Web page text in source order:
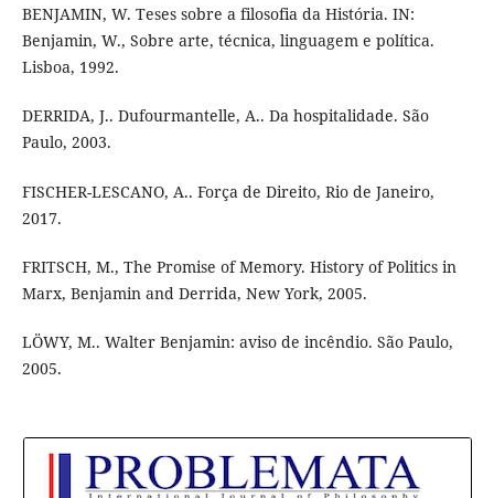
BENJAMIN, W. Teses sobre a filosofia da História. IN:
Benjamin, W., Sobre arte, técnica, linguagem e política.
Lisboa, 1992.
DERRIDA, J.. Dufourmantelle, A.. Da hospitalidade. São
Paulo, 2003.
FISCHER-LESCANO, A.. Força de Direito, Rio de Janeiro,
2017.
FRITSCH, M., The Promise of Memory. History of Politics in
Marx, Benjamin and Derrida, New York, 2005.
LÖWY, M.. Walter Benjamin: aviso de incêndio. São Paulo,
2005.